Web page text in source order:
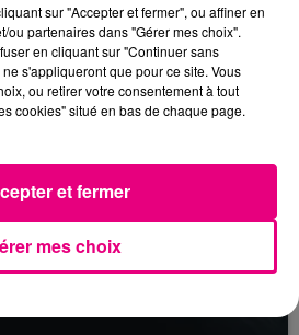
sur "Accepter et fermer", ou affiner en
ou partenaires dans "Gérer mes choix".
en cliquant sur "Continuer sans
s'appliqueront que pour ce site. Vous
ou retirer votre consentement à tout
cookies" situé en bas de chaque page.
mes choix
et fermer